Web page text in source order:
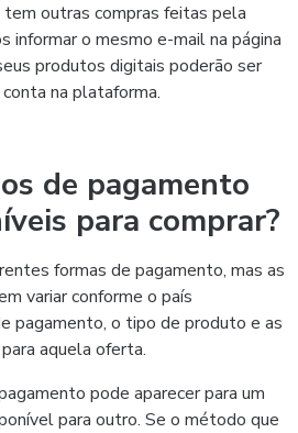
tem outras compras feitas pela
informar o mesmo e-mail na página
produtos digitais poderão ser
na plataforma.
de pagamento
para comprar?
formas de pagamento, mas as
variar conforme o país
pagamento, o tipo de produto e as
aquela oferta.
pode aparecer para um
para outro. Se o método que